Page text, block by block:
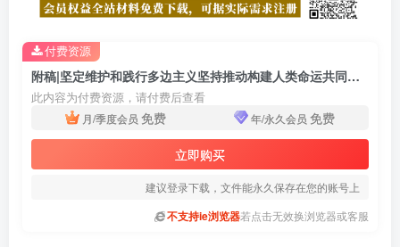
附稿|坚定维护和践行多边主义坚持推动构建人类命运共同体思政课ppt课件
此内容为付费资源，请付费后查看
月/季度会员 免费 年/永久会员 免费
立即购买
建议登录下载，文件能永久保存在您的账号上
不支持ie浏览器若点击无效换浏览器或客服
付费资源